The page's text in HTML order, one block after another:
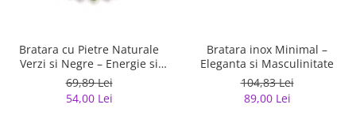
Bratara cu Pietre Naturale
Verzi si Negre – Energie si
Echilibru
69,89 Lei
54,00 Lei
Bratara inox Minimal –
Eleganta si Masculinitate
104,83 Lei
89,00 Lei